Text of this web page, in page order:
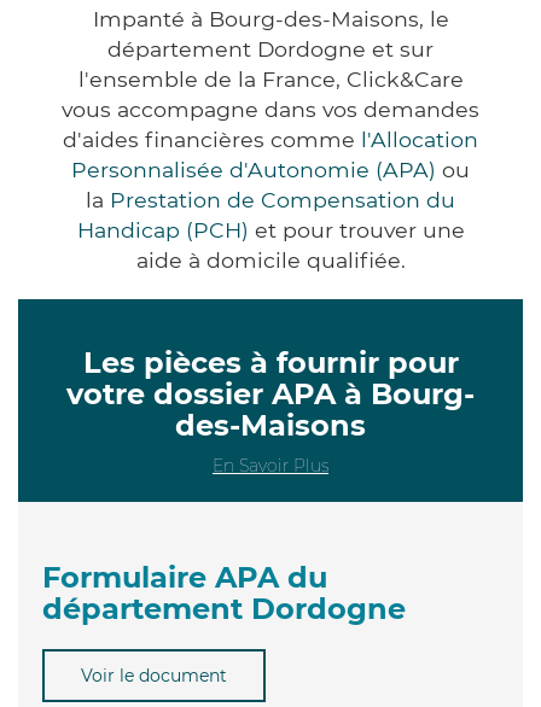
Impanté à Bourg-des-Maisons, le
département Dordogne et sur
l'ensemble de la France, Click&Care
vous accompagne dans vos demandes
d'aides financières comme l'Allocation
Personnalisée d'Autonomie (APA) ou
la Prestation de Compensation du
Handicap (PCH) et pour trouver une
aide à domicile qualifiée.
Les pièces à fournir pour
votre dossier APA à Bourg-
des-Maisons
En Savoir Plus
Formulaire APA du
département Dordogne
Voir le document